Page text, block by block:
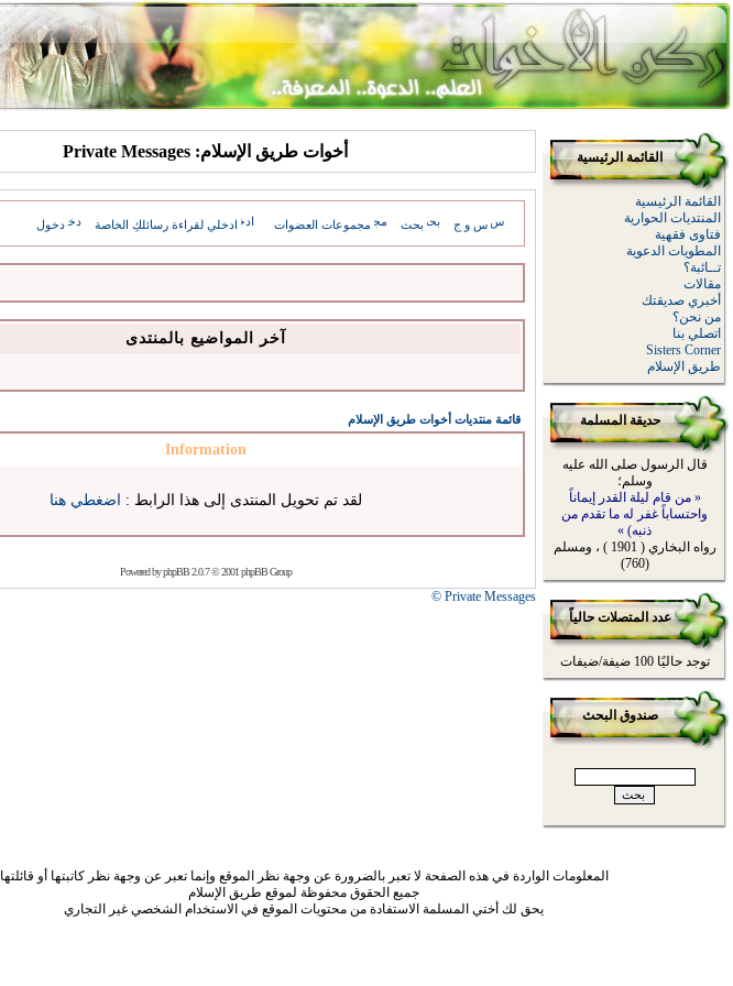
القائمة الرئيسية
القائمة الرئيسية
المنتديات الحوارية
فتاوى فقهية
المطويات الدعوية
تــائبة؟
مقالات
أخبري صديقتك
من نحن؟
اتصلي بنا
Sisters Corner
طريق الإسلام
حديقة المسلمة
قال الرسول صلى الله عليه
وسلم؛
« من قام ليلة القدر إيماناً
واحتساباً غفر له ما تقدم من
ذنبه) »
رواه البخاري ( 1901 ) ، ومسلم
(760)
عدد المتصلات حالياً
توجد حاليًا 100 ضيفة/ضيفات
صندوق البحث
أخوات طريق الإسلام: Private Messages
س و ج بحث مجموعات العضوات ادخلي لقراءة رسائلكِ الخاصة دخول
آخر المواضيع بالمنتدى
قائمة منتديات أخوات طريق الإسلام
Information
لقد تم تحويل المنتدى إلى هذا الرابط : اضغطي هنا
Powered byphpBB2.0.7 © 2001 phpBB Group
Private Messages ©
المعلومات الواردة في هذه الصفحة لا تعبر بالضرورة عن وجهة نظر الموقع وإنما تعبر عن وجهة نظر كاتبتها أو قائلتها
جميع الحقوق محفوظة لموقع طريق الإسلام
يحق لك أختي المسلمة الاستفادة من محتويات الموقع في الاستخدام الشخصي غير التجاري